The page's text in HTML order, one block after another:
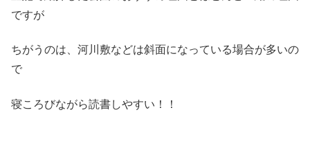
ですが
ちがうのは、河川敷などは斜面になっている場合が多いの
で
寝ころびながら読書しやすい！！